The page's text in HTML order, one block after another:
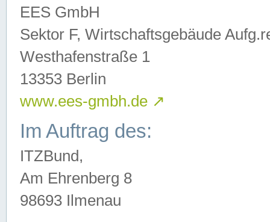
EES GmbH
Sektor F, Wirtschaftsgebäude
Westhafenstraße 1
13353 Berlin
www.ees-gmbh.de ↗
Im Auftrag des:
ITZBund,
Am Ehrenberg 8
98693 Ilmenau